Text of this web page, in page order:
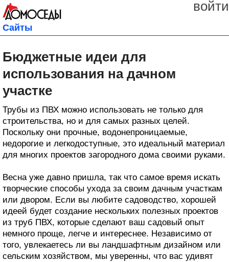
войти
Сайты
Бюджетные идеи для
использования на дачном
участке
Трубы из ПВХ можно использовать не только для
строительства, но и для самых разных целей.
Поскольку они прочные, водонепроницаемые,
недорогие и легкодоступные, это идеальный материал
для многих проектов загородного дома своими руками.
Весна уже давно пришла, так что самое время искать
творческие способы ухода за своим дачным участкам
или двором. Если вы любите садоводство, хорошей
идеей будет создание нескольких полезных проектов
из труб ПВХ, которые сделают ваш садовый опыт
немного проще, легче и интереснее. Независимо от
того, увлекаетесь ли вы ландшафтным дизайном или
сельским хозяйством, мы уверенны, что вас удивят